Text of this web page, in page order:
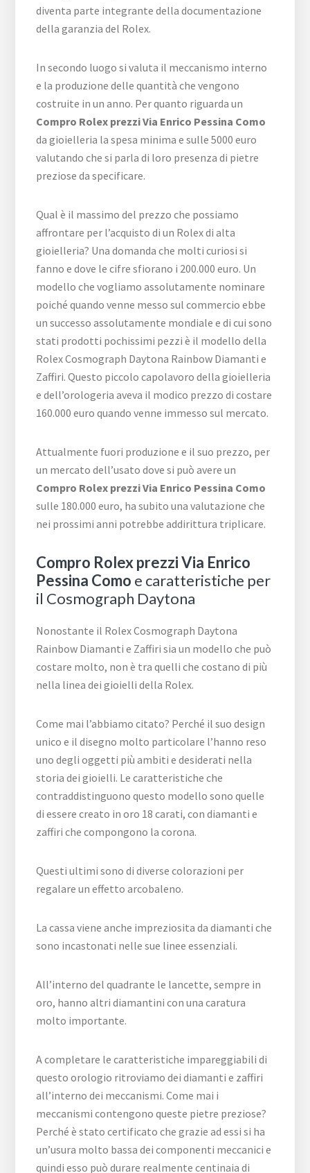
diventa parte integrante della documentazione
della garanzia del Rolex.
In secondo luogo si valuta il meccanismo interno
e la produzione delle quantità che vengono
costruite in un anno. Per quanto riguarda un
Compro Rolex prezzi Via Enrico Pessina Como
da gioielleria la spesa minima e sulle 5000 euro
valutando che si parla di loro presenza di pietre
preziose da specificare.
Qual è il massimo del prezzo che possiamo
affrontare per l’acquisto di un Rolex di alta
gioielleria? Una domanda che molti curiosi si
fanno e dove le cifre sfiorano i 200.000 euro. Un
modello che vogliamo assolutamente nominare
poiché quando venne messo sul commercio ebbe
un successo assolutamente mondiale e di cui sono
stati prodotti pochissimi pezzi è il modello della
Rolex Cosmograph Daytona Rainbow Diamanti e
Zaffiri. Questo piccolo capolavoro della gioielleria
e dell’orologeria aveva il modico prezzo di costare
160.000 euro quando venne immesso sul mercato.
Attualmente fuori produzione e il suo prezzo, per
un mercato dell’usato dove si può avere un
Compro Rolex prezzi Via Enrico Pessina Como
sulle 180.000 euro, ha subito una valutazione che
nei prossimi anni potrebbe addirittura triplicare.
Compro Rolex prezzi Via Enrico
Pessina Como e caratteristiche per
il Cosmograph Daytona
Nonostante il Rolex Cosmograph Daytona
Rainbow Diamanti e Zaffiri sia un modello che può
costare molto, non è tra quelli che costano di più
nella linea dei gioielli della Rolex.
Come mai l’abbiamo citato? Perché il suo design
unico e il disegno molto particolare l’hanno reso
uno degli oggetti più ambiti e desiderati nella
storia dei gioielli. Le caratteristiche che
contraddistinguono questo modello sono quelle
di essere creato in oro 18 carati, con diamanti e
zaffiri che compongono la corona.
Questi ultimi sono di diverse colorazioni per
regalare un effetto arcobaleno.
La cassa viene anche impreziosita da diamanti che
sono incastonati nelle sue linee essenziali.
All’interno del quadrante le lancette, sempre in
oro, hanno altri diamantini con una caratura
molto importante.
A completare le caratteristiche impareggiabili di
questo orologio ritroviamo dei diamanti e zaffiri
all’interno dei meccanismi. Come mai i
meccanismi contengono queste pietre preziose?
Perché è stato certificato che grazie ad essi si ha
un’usura molto bassa dei componenti meccanici e
quindi esso può durare realmente centinaia di